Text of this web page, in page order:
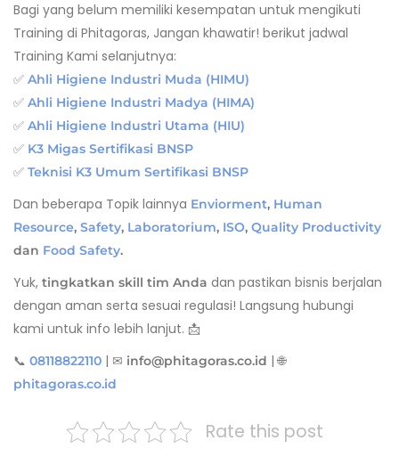
Bagi yang belum memiliki kesempatan untuk mengikuti
Training di Phitagoras, Jangan khawatir! berikut jadwal
Training Kami selanjutnya:
✅ Ahli Higiene Industri Muda (HIMU)
✅ Ahli Higiene Industri Madya (HIMA)
✅ Ahli Higiene Industri Utama (HIU)
✅ K3 Migas Sertifikasi BNSP
✅ Teknisi K3 Umum Sertifikasi BNSP
Dan beberapa Topik lainnya Enviorment, Human
Resource, Safety, Laboratorium, ISO, Quality Productivity
dan Food Safety.
Yuk, tingkatkan skill tim Anda dan pastikan bisnis berjalan
dengan aman serta sesuai regulasi! Langsung hubungi
kami untuk info lebih lanjut. 📩
📞 08118822110 | ✉ info@phitagoras.co.id | 🌐
phitagoras.co.id
Rate this post